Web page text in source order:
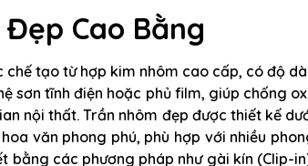
Cao Bằng
chế tạo từ hợp kim nhôm cao cấp, có độ
sơn tĩnh điện hoặc phủ film, giúp chống
nội thất. Trần nhôm đẹp được thiết kế
văn phong phú, phù hợp với nhiều
bằng các phương pháp như gài kín (Clip-